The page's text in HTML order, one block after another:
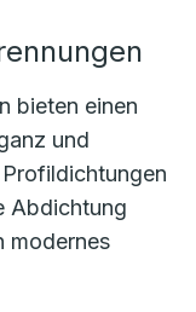
bieten einen
und
Abdichtung
modernes